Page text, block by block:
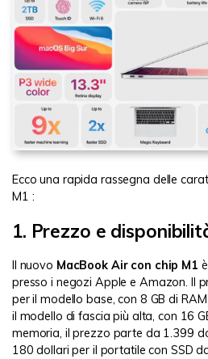
Ecco una rapida rassegna delle
M1 :
1. Prezzo e
Il nuovo MacBook Air con chip M1
presso i negozi Apple e Amazon. Il
per il modello base, con 8 GB di
il modello di fascia più alta, con 16
memoria, il prezzo parte da 1.399
180 dollari per il portatile con SSD